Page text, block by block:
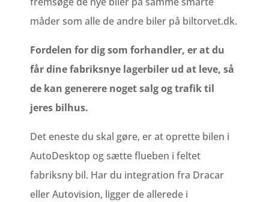
måder som alle de andre biler på biltorvet.dk.
Fordelen for dig som forhandler, er at du
får dine fabriksnye lagerbiler ud at leve, så
de kan generere noget salg og trafik til
jeres bilhus.
Det eneste du skal gøre, er at oprette bilen i
AutoDesktop og sætte flueben i feltet
fabriksny bil. Har du integration fra Dracar
eller Autovision, ligger de allerede i